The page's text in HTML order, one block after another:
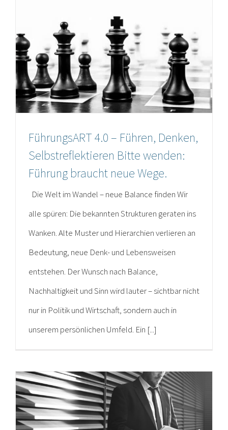
FührungsART 4.0 – Führen, Denken,
Selbstreflektieren Bitte wenden:
Führung braucht neue Wege.
Die Welt im Wandel – neue Balance finden Wir
alle spüren: Die bekannten Strukturen geraten ins
Wanken. Alte Muster und Hierarchien verlieren an
Bedeutung, neue Denk- und Lebensweisen
entstehen. Der Wunsch nach Balance,
Nachhaltigkeit und Sinn wird lauter – sichtbar nicht
nur in Politik und Wirtschaft, sondern auch in
unserem persönlichen Umfeld. Ein [...]